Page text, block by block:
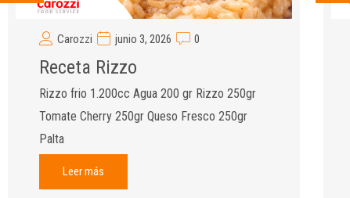
Carozzi junio 3, 2026 0
Receta Rizzo
Rizzo frio 1.200cc Agua 200 gr Rizzo 250gr
Tomate Cherry 250gr Queso Fresco 250gr
Palta
Leer más